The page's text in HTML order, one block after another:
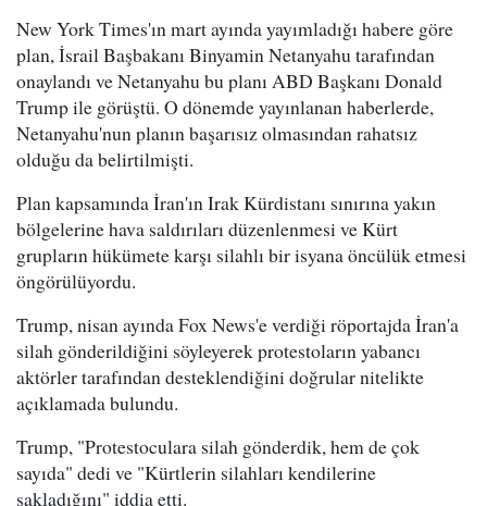
New York Times'ın mart ayında yayımladığı habere göre
plan, İsrail Başbakanı Binyamin Netanyahu tarafından
onaylandı ve Netanyahu bu planı ABD Başkanı Donald
Trump ile görüştü. O dönemde yayınlanan haberlerde,
Netanyahu'nun planın başarısız olmasından rahatsız
olduğu da belirtilmişti.
Plan kapsamında İran'ın Irak Kürdistanı sınırına yakın
bölgelerine hava saldırıları düzenlenmesi ve Kürt
grupların hükümete karşı silahlı bir isyana öncülük etmesi
öngörülüyordu.
Trump, nisan ayında Fox News'e verdiği röportajda İran'a
silah gönderildiğini söyleyerek protestoların yabancı
aktörler tarafından desteklendiğini doğrular nitelikte
açıklamada bulundu.
Trump, "Protestoculara silah gönderdik, hem de çok
sayıda" dedi ve "Kürtlerin silahları kendilerine
sakladığını" iddia etti.